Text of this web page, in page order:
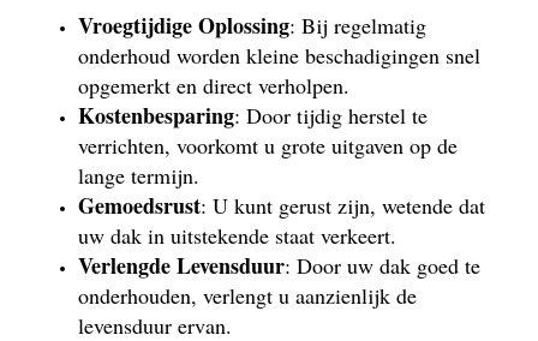
Vroegtijdige Oplossing: Bij regelmatig
onderhoud worden kleine beschadigingen snel
opgemerkt en direct verholpen.
Kostenbesparing: Door tijdig herstel te
verrichten, voorkomt u grote uitgaven op de
lange termijn.
Gemoedsrust: U kunt gerust zijn, wetende dat
uw dak in uitstekende staat verkeert.
Verlengde Levensduur: Door uw dak goed te
onderhouden, verlengt u aanzienlijk de
levensduur ervan.